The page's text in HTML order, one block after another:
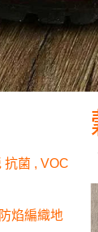
抗菌 , VOC
焰編織地